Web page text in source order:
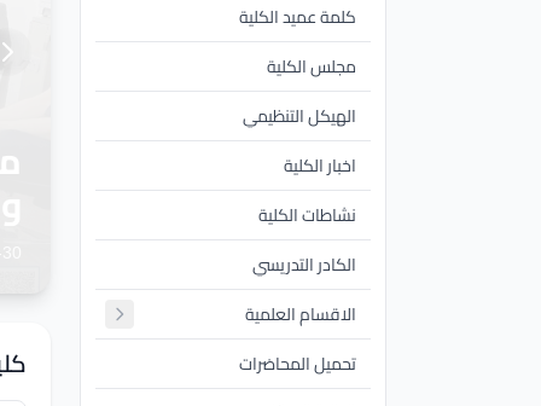
كلمة عميد الكلية
مجلس الكلية
الهيكل التنظيمي
اخبار الكلية
نشاطات الكلية
الكادر التدريسي
الاقسام العلمية
تحميل المحاضرات